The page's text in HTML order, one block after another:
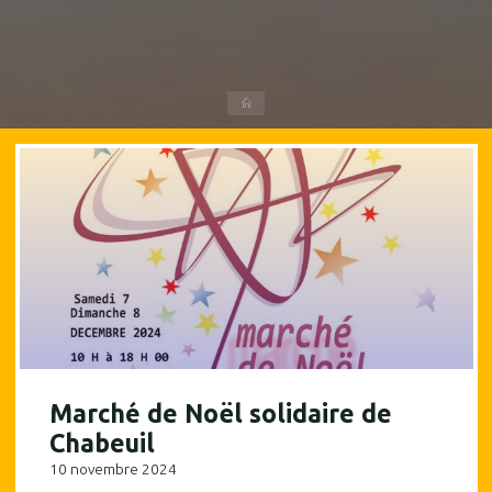
Marché de Noël solidaire de
Chabeuil
10 novembre 2024